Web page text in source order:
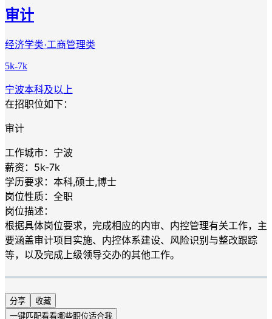
审计
经济学类·工商管理类
5k-7k
宁波本科及以上
在招职位如下：
审计
工作城市：宁波
薪资：5k-7k
学历要求：本科,硕士,博士
岗位性质：全职
岗位描述：
根据具体岗位要求，完成相应的内审、内控管理有关工作，主
要涵盖审计项目实施、内控体系建设、风险识别与整改跟踪
等，以及完成上级领导交办的其他工作。
分享
收藏
一键匹配看看哪些职位适合我